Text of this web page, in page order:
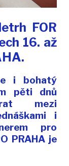
FOR
16. až
i bohatý
pěti dnů
mezi
i
pro
PRAHA je